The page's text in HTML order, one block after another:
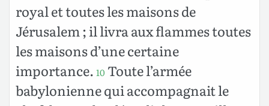
royal et toutes les maisons de
Jérusalem ; il livra aux flammes toutes
les maisons d’une certaine
importance. 10 Toute l’armée
babylonienne qui accompagnait le